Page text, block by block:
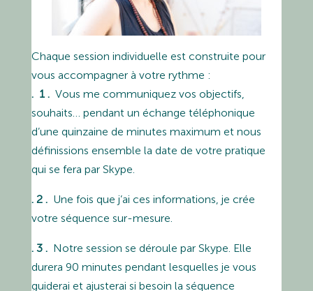
Chaque session individuelle est construite pour
vous accompagner à votre rythme :
. 1 .Vous me communiquez vos objectifs,
souhaits… pendant un échange téléphonique
d’une quinzaine de minutes maximum et nous
définissions ensemble la date de votre pratique
qui se fera par Skype.
. 2 . Une fois que j’ai ces informations, je crée
votre séquence sur-mesure.
. 3 .Notre session se déroule par Skype. Elle
durera 90 minutes pendant lesquelles je vous
guiderai et ajusterai si besoin la séquence